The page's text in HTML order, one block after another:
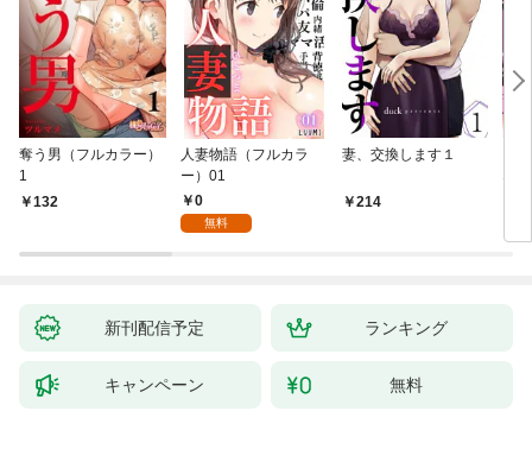
奪う男（フルカラー）
1
132
人妻物語（フルカラ
ー）01
0
無料
妻、交換します１
214
な
新刊配信予定 ランキング
キャンペーン 無料